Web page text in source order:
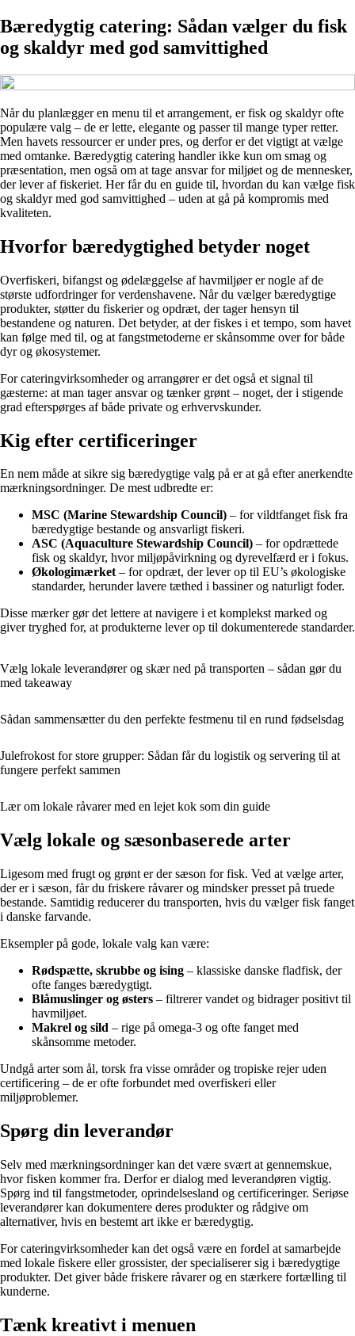
Bæredygtig catering: Sådan vælger du fisk
og skaldyr med god samvittighed
Når du planlægger en menu til et arrangement, er fisk og skaldyr ofte
populære valg – de er lette, elegante og passer til mange typer retter.
Men havets ressourcer er under pres, og derfor er det vigtigt at vælge
med omtanke. Bæredygtig catering handler ikke kun om smag og
præsentation, men også om at tage ansvar for miljøet og de mennesker,
der lever af fiskeriet. Her får du en guide til, hvordan du kan vælge fisk
og skaldyr med god samvittighed – uden at gå på kompromis med
kvaliteten.
Hvorfor bæredygtighed betyder noget
Overfiskeri, bifangst og ødelæggelse af havmiljøer er nogle af de
største udfordringer for verdenshavene. Når du vælger bæredygtige
produkter, støtter du fiskerier og opdræt, der tager hensyn til
bestandene og naturen. Det betyder, at der fiskes i et tempo, som havet
kan følge med til, og at fangstmetoderne er skånsomme over for både
dyr og økosystemer.
For cateringvirksomheder og arrangører er det også et signal til
gæsterne: at man tager ansvar og tænker grønt – noget, der i stigende
grad efterspørges af både private og erhvervskunder.
Kig efter certificeringer
En nem måde at sikre sig bæredygtige valg på er at gå efter anerkendte
mærkningsordninger. De mest udbredte er:
MSC (Marine Stewardship Council) – for vildtfanget fisk fra
bæredygtige bestande og ansvarligt fiskeri.
ASC (Aquaculture Stewardship Council) – for opdrættede
fisk og skaldyr, hvor miljøpåvirkning og dyrevelfærd er i fokus.
Økologimærket– for opdræt, der lever op til EU’s økologiske
standarder, herunder lavere tæthed i bassiner og naturligt foder.
Disse mærker gør det lettere at navigere i et komplekst marked og
giver tryghed for, at produkterne lever op til dokumenterede standarder.
Vælg lokale leverandører og skær ned på transporten – sådan gør du
med takeaway
Sådan sammensætter du den perfekte festmenu til en rund fødselsdag
Julefrokost for store grupper: Sådan får du logistik og servering til at
fungere perfekt sammen
Lær om lokale råvarer med en lejet kok som din guide
Vælg lokale og sæsonbaserede arter
Ligesom med frugt og grønt er der sæson for fisk. Ved at vælge arter,
der er i sæson, får du friskere råvarer og mindsker presset på truede
bestande. Samtidig reducerer du transporten, hvis du vælger fisk fanget
i danske farvande.
Eksempler på gode, lokale valg kan være:
Rødspætte, skrubbe og ising – klassiske danske fladfisk, der
ofte fanges bæredygtigt.
Blåmuslinger og østers – filtrerer vandet og bidrager positivt til
havmiljøet.
Makrel og sild – rige på omega-3 og ofte fanget med
skånsomme metoder.
Undgå arter som ål, torsk fra visse områder og tropiske rejer uden
certificering – de er ofte forbundet med overfiskeri eller
miljøproblemer.
Spørg din leverandør
Selv med mærkningsordninger kan det være svært at gennemskue,
hvor fisken kommer fra. Derfor er dialog med leverandøren vigtig.
Spørg ind til fangstmetoder, oprindelsesland og certificeringer. Seriøse
leverandører kan dokumentere deres produkter og rådgive om
alternativer, hvis en bestemt art ikke er bæredygtig.
For cateringvirksomheder kan det også være en fordel at samarbejde
med lokale fiskere eller grossister, der specialiserer sig i bæredygtige
produkter. Det giver både friskere råvarer og en stærkere fortælling til
kunderne.
Tænk kreativt i menuen